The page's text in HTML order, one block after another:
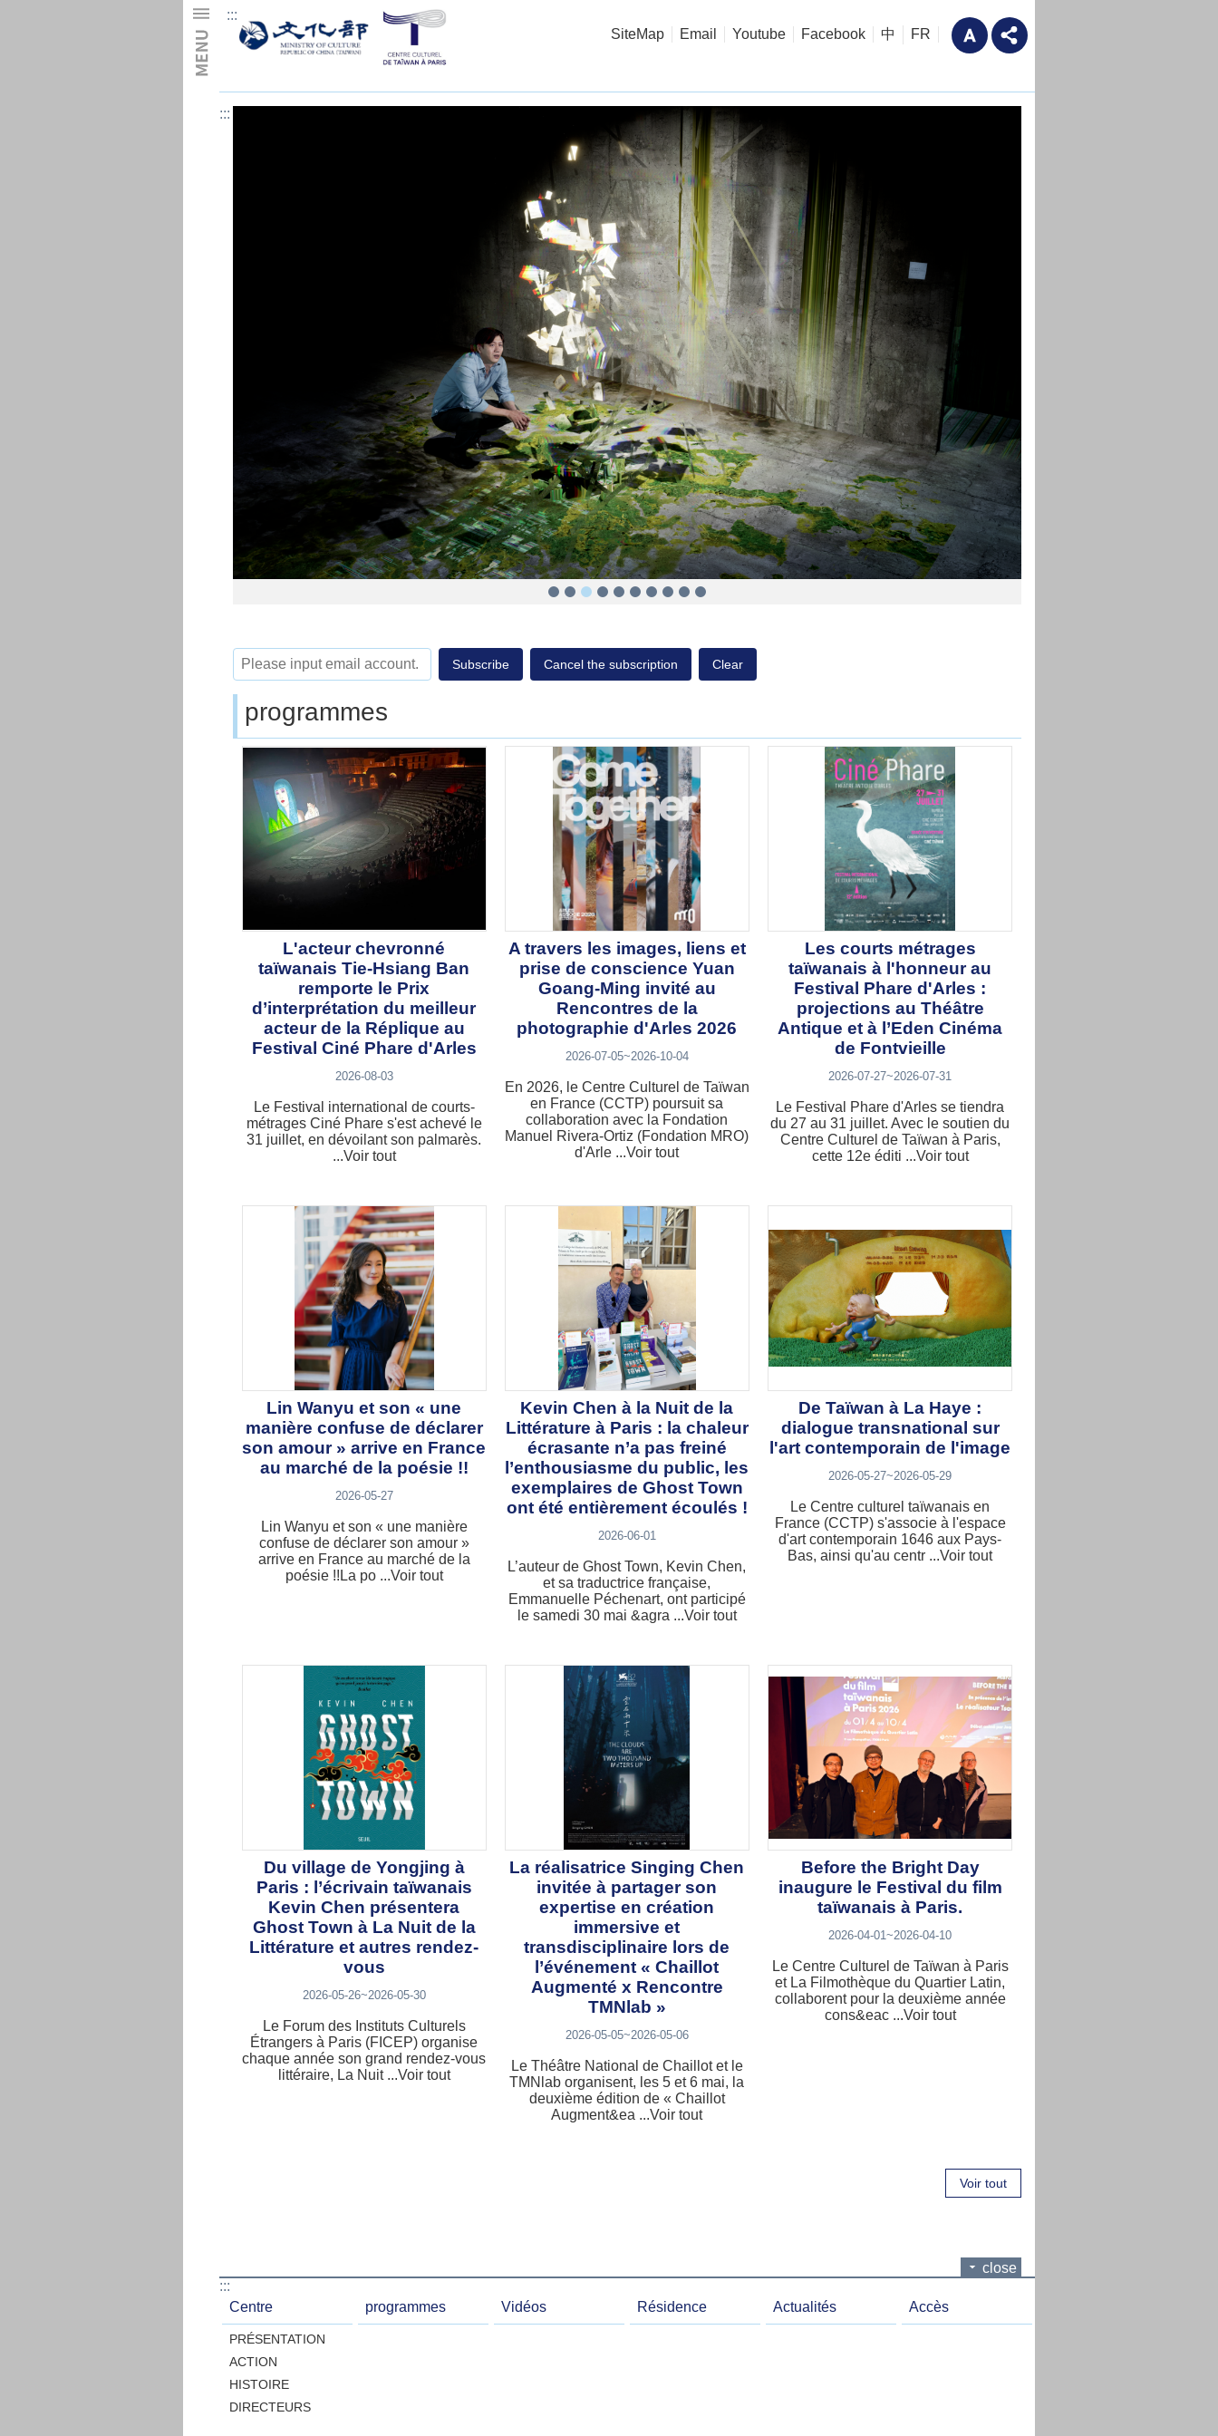
:::
SiteMap
Email Youtube Facebook 中 FR
:::
programmes
L'acteur chevronné
taïwanais Tie-Hsiang Ban
remporte le Prix
d’interprétation du meilleur
acteur de la Réplique au
Festival Ciné Phare d'Arles
2026-08-03
Le Festival international de courts-
métrages Ciné Phare s'est achevé le
31 juillet, en dévoilant son palmarès.
...Voir tout
A travers les images, liens et
prise de conscience Yuan
Goang-Ming invité au
Rencontres de la
photographie d'Arles 2026
2026-07-05~2026-10-04
En 2026, le Centre Culturel de Taïwan
en France (CCTP) poursuit sa
collaboration avec la Fondation
Manuel Rivera-Ortiz (Fondation MRO)
d'Arle ...Voir tout
Les courts métrages
taïwanais à l'honneur au
Festival Phare d'Arles :
projections au Théâtre
Antique et à l’Eden Cinéma
de Fontvieille
2026-07-27~2026-07-31
Le Festival Phare d'Arles se tiendra
du 27 au 31 juillet. Avec le soutien du
Centre Culturel de Taïwan à Paris,
cette 12e éditi ...Voir tout
Lin Wanyu et son « une
manière confuse de déclarer
son amour » arrive en France
au marché de la poésie !!
2026-05-27
Lin Wanyu et son « une manière
confuse de déclarer son amour »
arrive en France au marché de la
poésie !!La po ...Voir tout
Kevin Chen à la Nuit de la
Littérature à Paris : la chaleur
écrasante n’a pas freiné
l’enthousiasme du public, les
exemplaires de Ghost Town
ont été entièrement écoulés !
2026-06-01
L’auteur de Ghost Town, Kevin Chen,
et sa traductrice française,
Emmanuelle Péchenart, ont participé
le samedi 30 mai &agra ...Voir tout
De Taïwan à La Haye :
dialogue transnational sur
l'art contemporain de l'image
2026-05-27~2026-05-29
Le Centre culturel taïwanais en
France (CCTP) s'associe à l'espace
d'art contemporain 1646 aux Pays-
Bas, ainsi qu'au centr ...Voir tout
Du village de Yongjing à
Paris : l’écrivain taïwanais
Kevin Chen présentera
Ghost Town à La Nuit de la
Littérature et autres rendez-
vous
2026-05-26~2026-05-30
Le Forum des Instituts Culturels
Étrangers à Paris (FICEP) organise
chaque année son grand rendez-vous
littéraire, La Nuit ...Voir tout
La réalisatrice Singing Chen
invitée à partager son
expertise en création
immersive et
transdisciplinaire lors de
l’événement « Chaillot
Augmenté x Rencontre
TMNlab »
2026-05-05~2026-05-06
Le Théâtre National de Chaillot et le
TMNlab organisent, les 5 et 6 mai, la
deuxième édition de « Chaillot
Augment&ea ...Voir tout
Before the Bright Day
inaugure le Festival du film
taïwanais à Paris.
2026-04-01~2026-04-10
Le Centre Culturel de Taïwan à Paris
et La Filmothèque du Quartier Latin,
collaborent pour la deuxième année
cons&eac ...Voir tout
Voir tout
close
:::
Centre
PRÉSENTATION
ACTION
HISTOIRE
DIRECTEURS
programmes Vidéos Résidence Actualités Accès